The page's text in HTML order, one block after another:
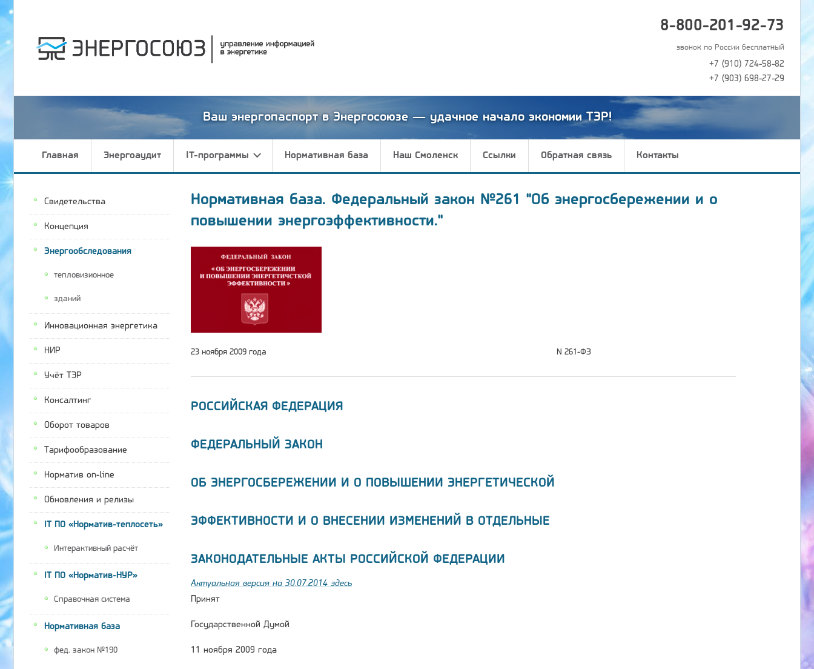
8-800-201-92-73
звонок по России бесплатный
+7 (910) 724-58-82
+7 (903) 698-27-29
Ваш энергопаспорт в Энергосоюзе — удачное начало экономии ТЭР!
Главная Энергоаудит IT-программы Нормативная база Наш Смоленск Ссылки Обратная связь Контакты
Свидетельства
Концепция
Энергообследования
тепловизионное
зданий
Инновационная энергетика
НИР
Учёт ТЭР
Консалтинг
Оборот товаров
Тарифообразование
Норматив on-line
Обновления и релизы
IT ПО «Норматив-теплосеть»
Интерактивный расчёт
IT ПО «Норматив-НУР»
Справочная система
Нормативная база
фед. закон №190
Нормативная база. Федеральный закон №261 "Об энергосбережении и о
повышении энергоэффективности."
23 ноября 2009 года N 261-ФЗ
РОССИЙСКАЯ ФЕДЕРАЦИЯ
ФЕДЕРАЛЬНЫЙ ЗАКОН
ОБ ЭНЕРГОСБЕРЕЖЕНИИ И О ПОВЫШЕНИИ ЭНЕРГЕТИЧЕСКОЙ
ЭФФЕКТИВНОСТИ И О ВНЕСЕНИИ ИЗМЕНЕНИЙ В ОТДЕЛЬНЫЕ
ЗАКОНОДАТЕЛЬНЫЕ АКТЫ РОССИЙСКОЙ ФЕДЕРАЦИИ
Актуальная версия на 30.07.2014 здесь
Принят
Государственной Думой
11 ноября 2009 года